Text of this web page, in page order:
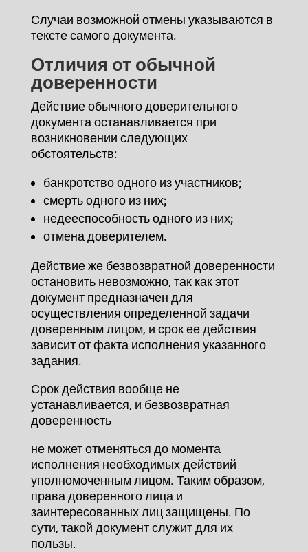
Случаи возможной отмены указываются в
тексте самого документа.
Отличия от обычной
доверенности
Действие обычного доверительного
документа останавливается при
возникновении следующих
обстоятельств:
банкротство одного из участников;
смерть одного из них;
недееспособность одного из них;
отмена доверителем.
Действие же безвозвратной доверенности
остановить невозможно, так как этот
документ предназначен для
осуществления определенной задачи
доверенным лицом, и срок ее действия
зависит от факта исполнения указанного
задания.
Срок действия вообще не
устанавливается, и безвозвратная
доверенность
не может отменяться до момента
исполнения необходимых действий
уполномоченным лицом. Таким образом,
права доверенного лица и
заинтересованных лиц защищены. По
сути, такой документ служит для их
пользы.